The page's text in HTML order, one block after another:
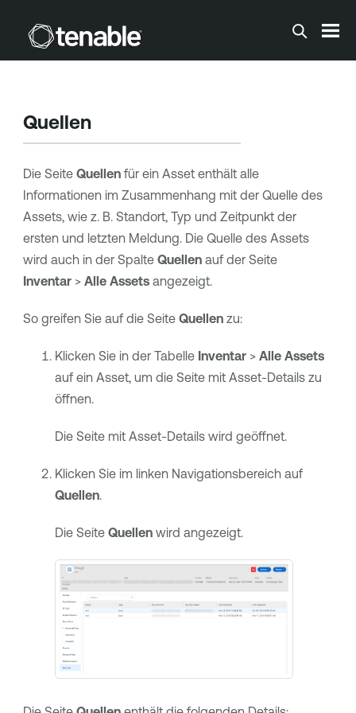
Zum Hauptinhalt springen
Quellen
Die Seite Quellenfür ein Asset enthält alle
Informationen im Zusammenhang mit der Quelle des
Assets, wie z. B. Standort, Typ und Zeitpunkt der
ersten und letzten Meldung. Die Quelle des Assets
wird auch in der Spalte Quellenauf der Seite
Inventar> Alle Assetsangezeigt.
So greifen Sie auf die Seite Quellenzu:
Klicken Sie in der Tabelle Inventar> Alle Assets
auf ein Asset, um die Seite mit Asset-Details zu
öffnen.
Die Seite mit Asset-Details wird geöffnet.
Klicken Sie im linken Navigationsbereich auf
Quellen.
Die Seite Quellenwird angezeigt.